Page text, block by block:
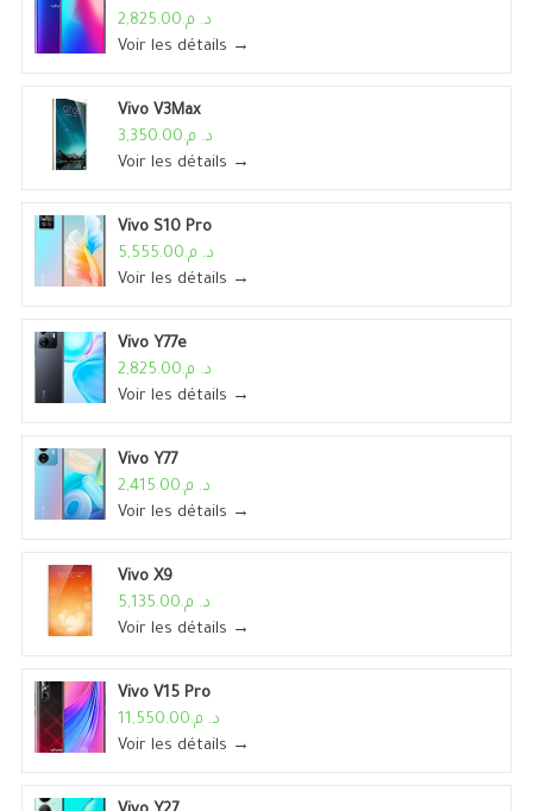
د. م.2,825.00
Voir les détails →
Vivo V3Max
د. م.3,350.00
Voir les détails →
Vivo S10 Pro
د. م.5,555.00
Voir les détails →
Vivo Y77e
د. م.2,825.00
Voir les détails →
Vivo Y77
د. م.2,415.00
Voir les détails →
Vivo X9
د. م.5,135.00
Voir les détails →
Vivo V15 Pro
د. م.11,550.00
Voir les détails →